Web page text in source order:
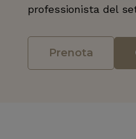
professionista del
Prenota